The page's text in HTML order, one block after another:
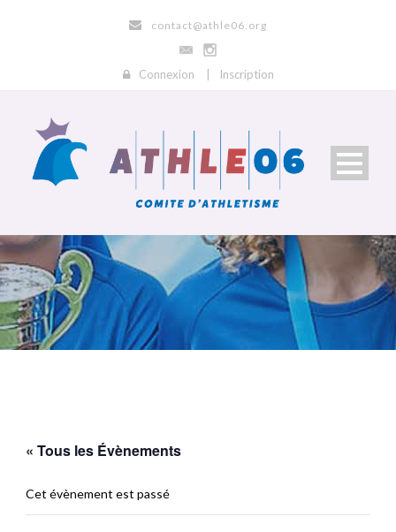
contact@athle06.org
Connexion Inscription
« Tous les Évènements
Cet évènement est passé